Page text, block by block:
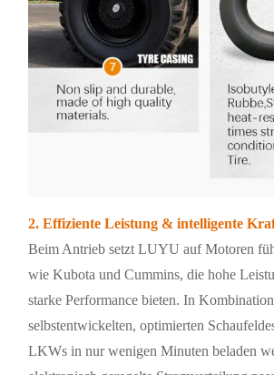
2. Effiziente Leistung & intelligente
Beim Antrieb setzt LUYU auf Motoren
wie Kubota und Cummins, die hohe
starke Performance bieten. In
selbstentwickelten, optimierten
LKWs in nur wenigen Minuten beladen